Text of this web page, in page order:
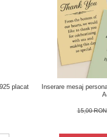
placat
Inserare mesaj
15,00